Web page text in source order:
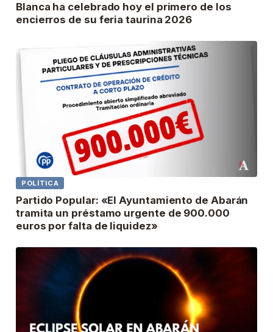
Blanca ha celebrado hoy el primero de los
encierros de su feria taurina 2026
POLÍTICA
Partido Popular: «El Ayuntamiento de Abarán
tramita un préstamo urgente de 900.000
euros por falta de liquidez»